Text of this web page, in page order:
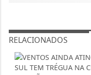
RELACIONADOS